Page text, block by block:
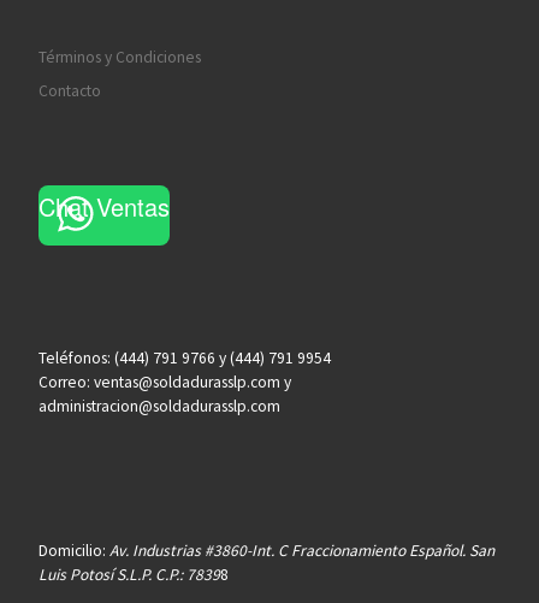
Términos y Condiciones
Contacto
Chat Ventas
Teléfonos: (444) 791 9766 y (444) 791 9954
Correo: ventas@soldadurasslp.com y
administracion@soldadurasslp.com
Domicilio: Av. Industrias #3860-Int. C Fraccionamiento Español. San
Luis Potosí S.L.P. C.P.: 78398